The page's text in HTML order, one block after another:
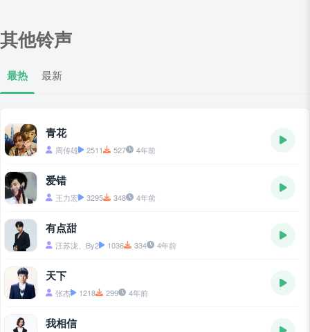
其他铃声
最热 最新
青花
周传雄 2511 527 4年前
爱错
王力宏 3295 348 4年前
有点甜
汪苏泷、By2 1036 334 4年前
天下
张杰 1218 299 4年前
我相信